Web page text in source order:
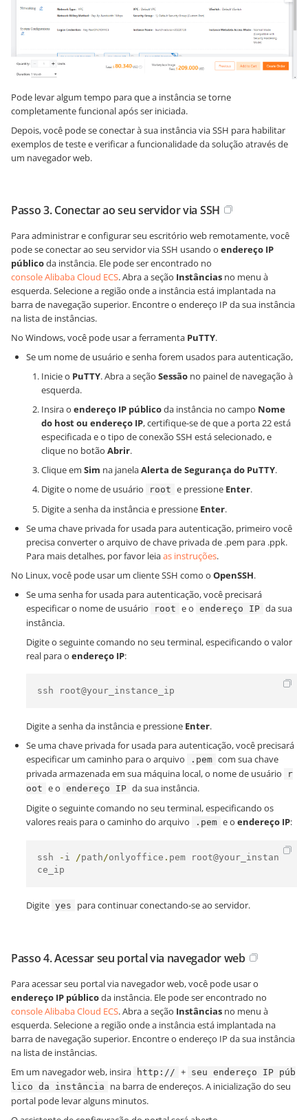
Pode levar algum tempo para que a instância se torne
completamente funcional após ser iniciada.
Depois, você pode se conectar à sua instância via SSH para habilitar
exemplos de teste e verificar a funcionalidade da solução através de
um navegador web.
Passo 3. Conectar ao seu servidor via SSH
Para administrar e configurar seu escritório web remotamente, você
pode se conectar ao seu servidor via SSH usando o endereço IP
públicoda instância. Ele pode ser encontrado no
console Alibaba Cloud ECS. Abra a seção Instâncias no menu à
esquerda. Selecione a região onde a instância está implantada na
barra de navegação superior. Encontre o endereço IP da sua instância
na lista de instâncias.
No Windows, você pode usar a ferramenta PuTTY.
Se um nome de usuário e senha forem usados para autenticação,
Inicie o PuTTY. Abra a seção Sessão no painel de navegação à
esquerda.
Insira o endereço IP públicoda instância no campo Nome
do host ou endereço IP, certifique-se de que a porta 22 está
especificada e o tipo de conexão SSH está selecionado, e
clique no botão Abrir.
Clique em Sim na janelaAlerta de Segurança do PuTTY.
Digite o nome de usuário
root e pressione Enter.
Digite a senha da instância e pressione Enter.
Se uma chave privada for usada para autenticação, primeiro você
precisa converter o arquivo de chave privada de .pem para .ppk.
Para mais detalhes, por favor leiaas instruções.
No Linux, você pode usar um cliente SSH como o OpenSSH.
Se uma senha for usada para autenticação, você precisará
especificar o nome de usuário
root e o endereço IP da sua
instância.
Digite o seguinte comando no seu terminal, especificando o valor
real para o endereço IP:
ssh root@your_instance_ip
Digite a senha da instância e pressione Enter.
Se uma chave privada for usada para autenticação, você precisará
especificar um caminho para o arquivo
.pem com sua chave
privada armazenada em sua máquina local, o nome de usuário
r
oot e o endereço IP da sua instância.
Digite o seguinte comando no seu terminal, especificando os
valores reais para o caminho do arquivo
.pem e o endereço IP:
ssh - i /path/onlyoffice . pem root@your_instan
ce_ip
Digite yes para continuar conectando-se ao servidor.
Passo 4. Acessar seu portal via navegador web
Para acessar seu portal via navegador web, você pode usar o
endereço IP públicoda instância. Ele pode ser encontrado no
console Alibaba Cloud ECS. Abra a seção Instâncias no menu à
esquerda. Selecione a região onde a instância está implantada na
barra de navegação superior. Encontre o endereço IP da sua instância
na lista de instâncias.
Em um navegador web, insira
http:// + seu endereço IP púb
lico da instância
na barra de endereços. A inicialização do seu
portal pode levar alguns minutos.